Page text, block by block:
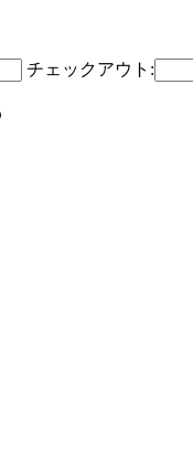
チェックアウト: